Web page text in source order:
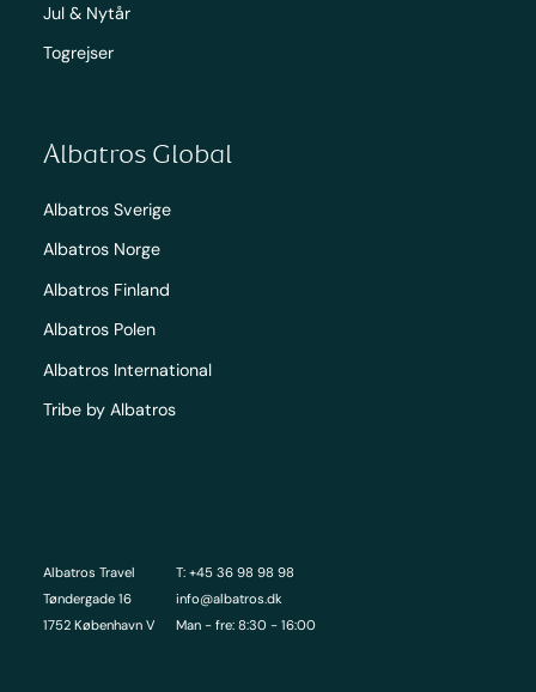
Albatros Travel
Tøndergade 16
1752 København V
T: +45 36 98 98 98
info@albatros.dk
Man - fre: 8:30 - 16:00
Jul & Nytår
Togrejser
Albatros Global
Albatros Sverige
Albatros Norge
Albatros Finland
Albatros Polen
Albatros International
Tribe by Albatros